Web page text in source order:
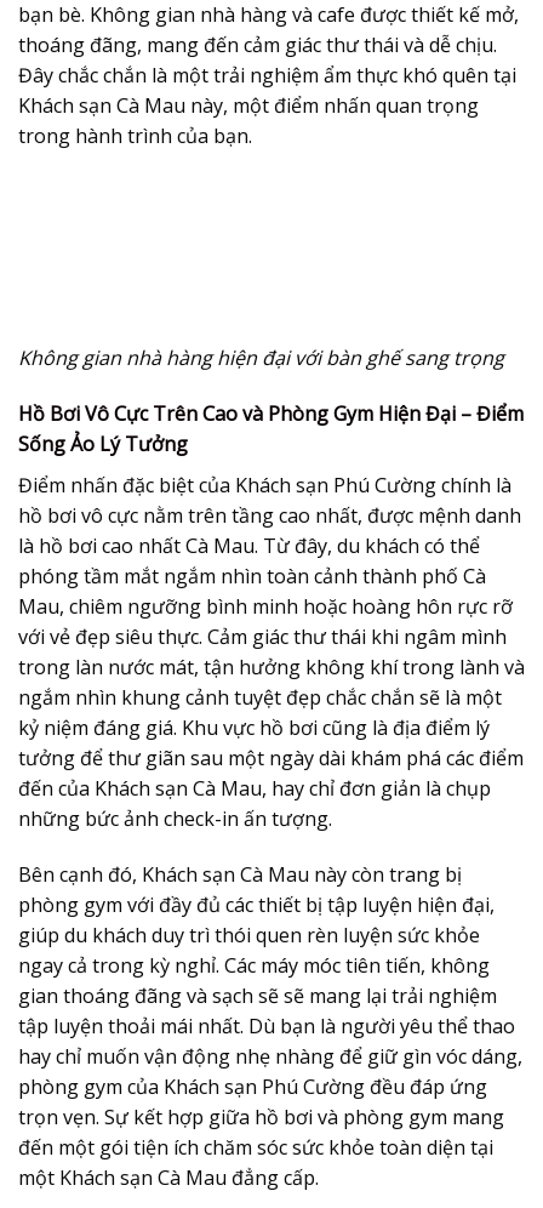
bạn bè. Không gian nhà hàng và cafe được thiết kế mở,
thoáng đãng, mang đến cảm giác thư thái và dễ chịu.
Đây chắc chắn là một trải nghiệm ẩm thực khó quên tại
Khách sạn Cà Mau này, một điểm nhấn quan trọng
trong hành trình của bạn.
Không gian nhà hàng hiện đại với bàn ghế sang trọng
Hồ Bơi Vô Cực Trên Cao và Phòng Gym Hiện Đại – Điểm
Sống Ảo Lý Tưởng
Điểm nhấn đặc biệt của Khách sạn Phú Cường chính là
hồ bơi vô cực nằm trên tầng cao nhất, được mệnh danh
là hồ bơi cao nhất Cà Mau. Từ đây, du khách có thể
phóng tầm mắt ngắm nhìn toàn cảnh thành phố Cà
Mau, chiêm ngưỡng bình minh hoặc hoàng hôn rực rỡ
với vẻ đẹp siêu thực. Cảm giác thư thái khi ngâm mình
trong làn nước mát, tận hưởng không khí trong lành và
ngắm nhìn khung cảnh tuyệt đẹp chắc chắn sẽ là một
kỷ niệm đáng giá. Khu vực hồ bơi cũng là địa điểm lý
tưởng để thư giãn sau một ngày dài khám phá các điểm
đến của Khách sạn Cà Mau, hay chỉ đơn giản là chụp
những bức ảnh check-in ấn tượng.
Bên cạnh đó, Khách sạn Cà Mau này còn trang bị
phòng gym với đầy đủ các thiết bị tập luyện hiện đại,
giúp du khách duy trì thói quen rèn luyện sức khỏe
ngay cả trong kỳ nghỉ. Các máy móc tiên tiến, không
gian thoáng đãng và sạch sẽ sẽ mang lại trải nghiệm
tập luyện thoải mái nhất. Dù bạn là người yêu thể thao
hay chỉ muốn vận động nhẹ nhàng để giữ gìn vóc dáng,
phòng gym của Khách sạn Phú Cường đều đáp ứng
trọn vẹn. Sự kết hợp giữa hồ bơi và phòng gym mang
đến một gói tiện ích chăm sóc sức khỏe toàn diện tại
một Khách sạn Cà Mau đẳng cấp.